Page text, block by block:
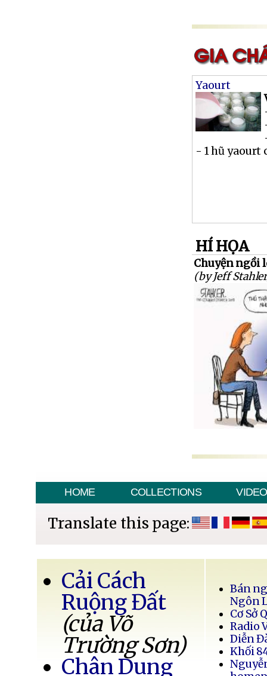
Yaourt
- 1 hũ yaourt
HÍ HỌA
Chuyện ngồi
(by Jeff
HOME COLLECTIONS VIDEO
Translate this page:
Cải Cách
Ruộng Đất
(của Võ
Trường Sơn)
Chân Dung
Bán
Ngôn
Cơ Sở
Radio
Diễn
Khối